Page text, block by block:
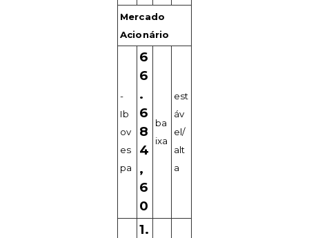
Mercado
Acionário
-
Ib
ov
es
pa
6
6
.
6
8
4
,
6
0
ba
ixa
est
áv
el/
alt
a
1.